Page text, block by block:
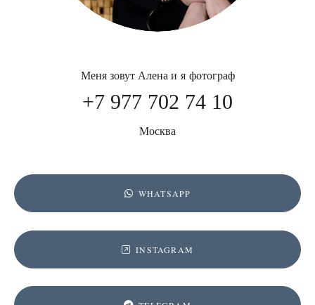
Меня зовут Алена и я фотограф
+7 977 702 74 10
Москва
WHATSAPP
INSTAGRAM